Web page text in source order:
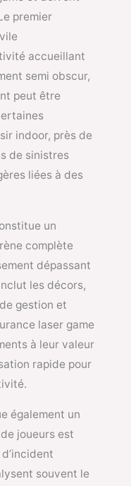
premier
accueillant
semi obscur,
peut être
indoor, près de
de sinistres
liées à des
un
complète
dépassant
les décors,
gestion et
laser game
à leur valeur
rapide pour
également un
joueurs est
souvent le